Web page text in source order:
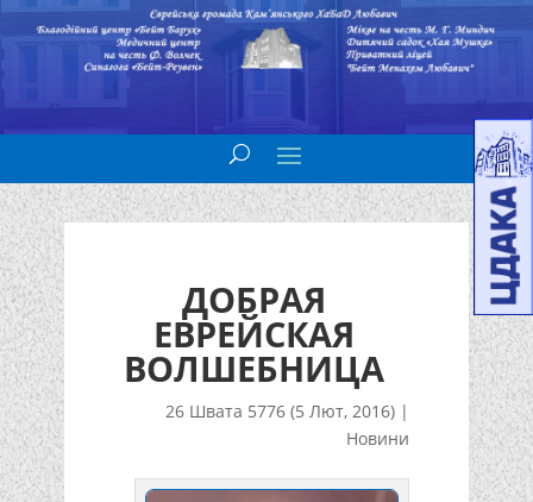
ДОБРАЯ
ЕВРЕЙСКАЯ
ВОЛШЕБНИЦА
26 Швата 5776 (5 Лют, 2016) |
Новини